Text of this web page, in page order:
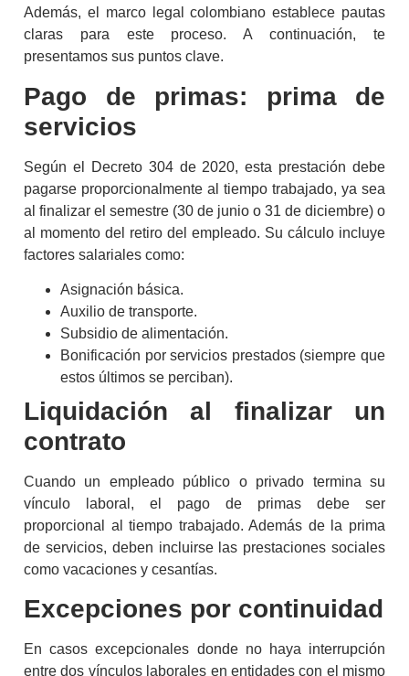
Además, el marco legal colombiano establece pautas
claras para este proceso. A continuación, te
presentamos sus puntos clave.
Pago de primas: prima de
servicios
Según el Decreto 304 de 2020, esta prestación debe
pagarse proporcionalmente al tiempo trabajado, ya sea
al finalizar el semestre (30 de junio o 31 de diciembre) o
al momento del retiro del empleado. Su cálculo incluye
factores salariales como:
Asignación básica.
Auxilio de transporte.
Subsidio de alimentación.
Bonificación por servicios prestados (siempre que
estos últimos se perciban).
Liquidación al finalizar un
contrato
Cuando un empleado público o privado termina su
vínculo laboral, el pago de primas debe ser
proporcional al tiempo trabajado. Además de la prima
de servicios, deben incluirse las prestaciones sociales
como vacaciones y cesantías.
Excepciones por continuidad
En casos excepcionales donde no haya interrupción
entre dos vínculos laborales en entidades con el mismo